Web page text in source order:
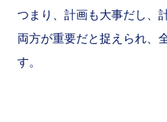
つまり、計画も大事だし、
両方が重要だと捉えられ、
す。